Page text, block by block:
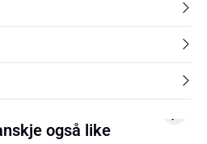
også like
-50%
Next